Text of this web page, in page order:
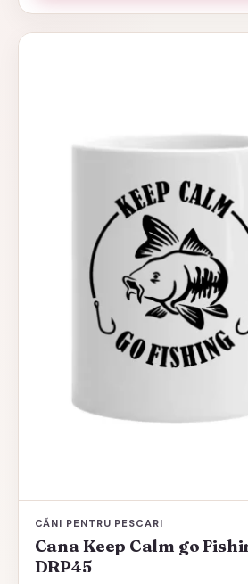
CĂNI PENTRU PESCARI
Cana Keep Calm go
DRP45